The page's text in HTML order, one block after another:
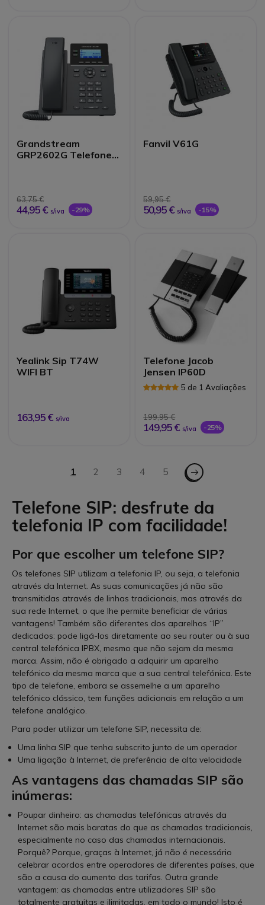
Grandstream
GRP2602G Telefone
63,75 €
44,95 € s/iva -29%
Fanvil V61G
59,95 €
50,95 € s/iva -15%
Yealink Sip T74W
WIFI BT
163,95 € s/iva
Telefone Jacob
Jensen IP60D
5 de 1 Avaliações
199,95 €
149,95 € s/iva -25%
Página
Está de momento a ler a página
1 Página
2 Página
3 Página
4 Página
5 Página - Seguinte
Telefone SIP: desfrute da
telefonia IP com facilidade!
Por que escolher um telefone SIP?
Os telefones SIP utilizam a telefonia IP, ou seja, a telefonia
através da Internet. As suas comunicações já não são
transmitidas através de linhas tradicionais, mas através da
sua rede Internet, o que lhe permite beneficiar de várias
vantagens! Também são diferentes dos aparelhos “IP”
dedicados: pode ligá-los diretamente ao seu router ou à sua
central telefónica IPBX, mesmo que não sejam da mesma
marca. Assim, não é obrigado a adquirir um aparelho
telefónico da mesma marca que a sua central telefónica. Este
tipo de telefone, embora se assemelhe a um aparelho
telefónico clássico, tem funções adicionais em relação a um
telefone analógico.
Para poder utilizar um telefone SIP, necessita de:
Uma linha SIP que tenha subscrito junto de um operador
Uma ligação à Internet, de preferência de alta velocidade
As vantagens das chamadas SIP são
inúmeras:
Poupar dinheiro: as chamadas telefónicas através da
Internet são mais baratas do que as chamadas tradicionais,
especialmente no caso das chamadas internacionais.
Porquê? Porque, graças à Internet, já não é necessário
celebrar acordos entre operadores de diferentes países, que
são a causa do aumento das tarifas. Outra grande
vantagem: as chamadas entre utilizadores SIP são
totalmente gratuitas e ilimitadas, em todo o mundo! Isto é